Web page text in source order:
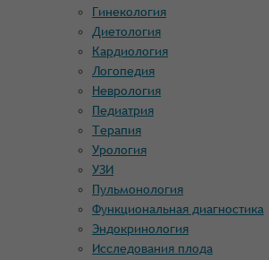
Гинекология
Диетология
Кардиология
Логопедия
Неврология
Педиатрия
Терапия
Урология
УЗИ
Пульмонология
Функциональная диагностика
Эндокринология
Исследования плода